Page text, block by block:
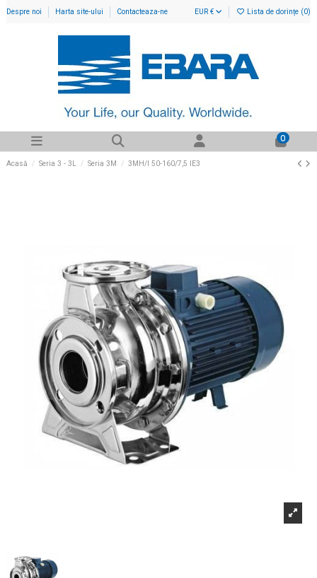
Despre noi Harta site-ului Contacteaza-ne EUR € Lista de dorințe (0)
0
Acasă Seria 3 - 3L Seria 3M 3MH/I 50-160/7,5 IE3